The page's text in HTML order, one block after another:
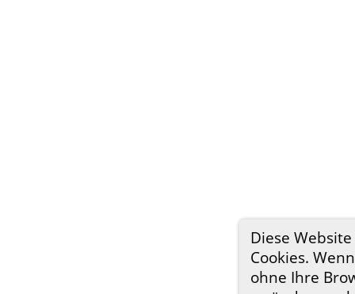
Diese
Cookies.
ohne Ihre